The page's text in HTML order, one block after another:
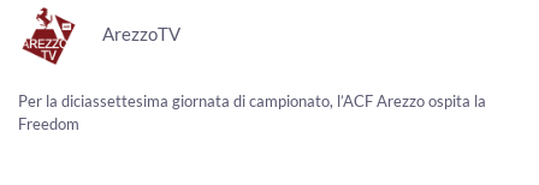
ArezzoTV
Per la diciassettesima giornata di campionato, l’ACF Arezzo ospita la
Freedom